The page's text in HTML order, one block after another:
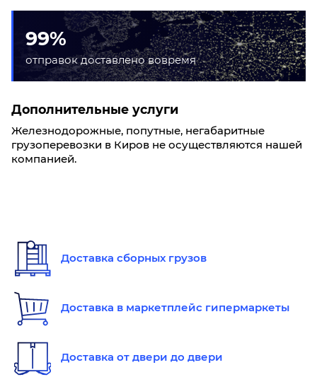
99%
отправок доставлено вовремя
Дополнительные услуги
Железнодорожные, попутные, негабаритные
грузоперевозки в Киров не осуществляются нашей
компанией.
Доставка сборных грузов
Доставка в маркетплейс гипермаркеты
Доставка от двери до двери